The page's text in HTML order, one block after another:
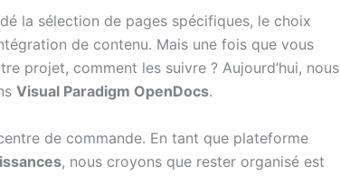
la sélection de pages spécifiques, le choix
de contenu. Mais une fois que vous
projet, comment les suivre ? Aujourd’hui, nous
Visual Paradigm OpenDocs.
de commande. En tant que plateforme
, nous croyons que rester organisé est